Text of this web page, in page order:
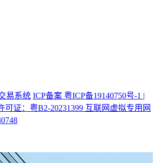
易系统 ICP备案 粤ICP备19140750号-1 |
可证：粤B2-20231399 互联网虚拟专用网